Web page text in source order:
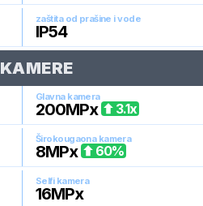
zaštita od prašine i vode
IP54
KAMERE
Glavna kamera
200MPx 3.1x
Širokougaona kamera
8MPx 60%
Selfi kamera
16MPx